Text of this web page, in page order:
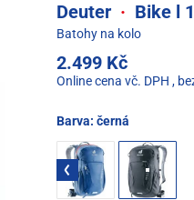
Deuter · Bike l
Batohy na kolo
2.499 Kč
Online cena vč. DPH ,
Barva: černá